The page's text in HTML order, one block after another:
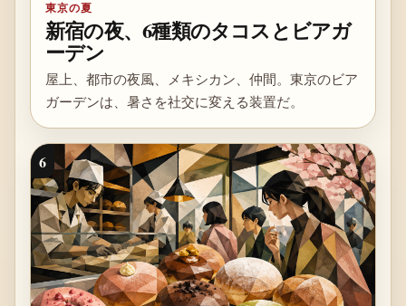
東京の夏
新宿の夜、6種類のタコスとビアガ
ーデン
屋上、都市の夜風、メキシカン、仲間。東京のビア
ガーデンは、暑さを社交に変える装置だ。
6